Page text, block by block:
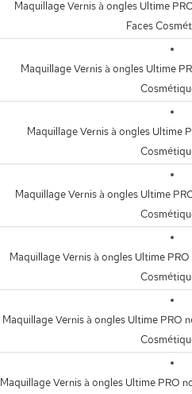
Maquillage Vernis à ongles Ultime
Faces
Maquillage Vernis à ongles Ultime
Maquillage Vernis à ongles Ultime
Maquillage Vernis à ongles Ultime
Maquillage Vernis à ongles Ultime
Maquillage Vernis à ongles Ultime PRO
Maquillage Vernis à ongles Ultime PRO